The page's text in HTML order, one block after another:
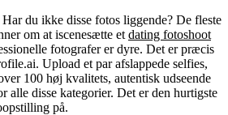
du ikke disse fotos liggende? De fleste
om at iscenesætte et dating fotoshoot
fotografer er dyre. Det er præcis
. Upload et par afslappede selfies,
100 høj kvalitets, autentisk udseende
alle disse kategorier. Det er den hurtigste
på.